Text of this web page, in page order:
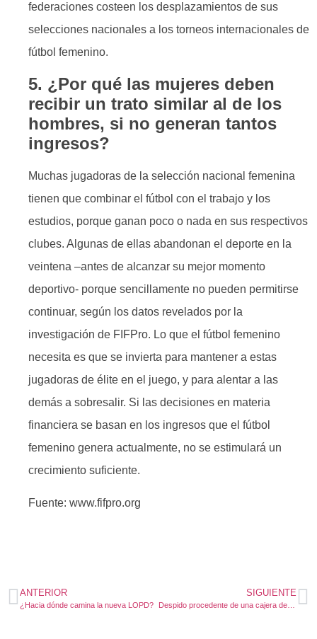
federaciones costeen los desplazamientos de sus
selecciones nacionales a los torneos internacionales de
fútbol femenino.
5. ¿Por qué las mujeres deben
recibir un trato similar al de los
hombres, si no generan tantos
ingresos?
Muchas jugadoras de la selección nacional femenina
tienen que combinar el fútbol con el trabajo y los
estudios, porque ganan poco o nada en sus respectivos
clubes. Algunas de ellas abandonan el deporte en la
veintena –antes de alcanzar su mejor momento
deportivo- porque sencillamente no pueden permitirse
continuar, según los datos revelados por la
investigación de FIFPro. Lo que el fútbol femenino
necesita es que se invierta para mantener a estas
jugadoras de élite en el juego, y para alentar a las
demás a sobresalir. Si las decisiones en materia
financiera se basan en los ingresos que el fútbol
femenino genera actualmente, no se estimulará un
crecimiento suficiente.
Fuente: www.fifpro.org
ANTERIOR
¿Hacia dónde camina la nueva LOPD?
SIGUIENTE
Despido procedente de una cajera de supermercado sorprendida hurtando productos fuera de su horario y en otra tienda de la cadena.